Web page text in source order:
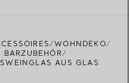
WOHNDEKO
AUS GLAS